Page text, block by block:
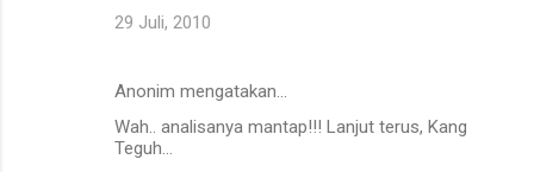
29 Juli, 2010
Anonim mengatakan…
Wah.. analisanya mantap!!! Lanjut terus, Kang
Teguh...